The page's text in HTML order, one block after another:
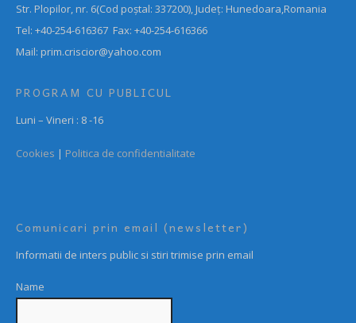
Str. Plopilor, nr. 6(Cod poștal: 337200), Județ: Hunedoara,Romania
Tel: +40-254-616367 Fax: +40-254-616366
Mail: prim.criscior@yahoo.com
PROGRAM CU PUBLICUL
Luni – Vineri : 8 -16
Cookies | Politica de confidentialitate
Comunicari prin email (newsletter)
Informatii de inters public si stiri trimise prin email
Name